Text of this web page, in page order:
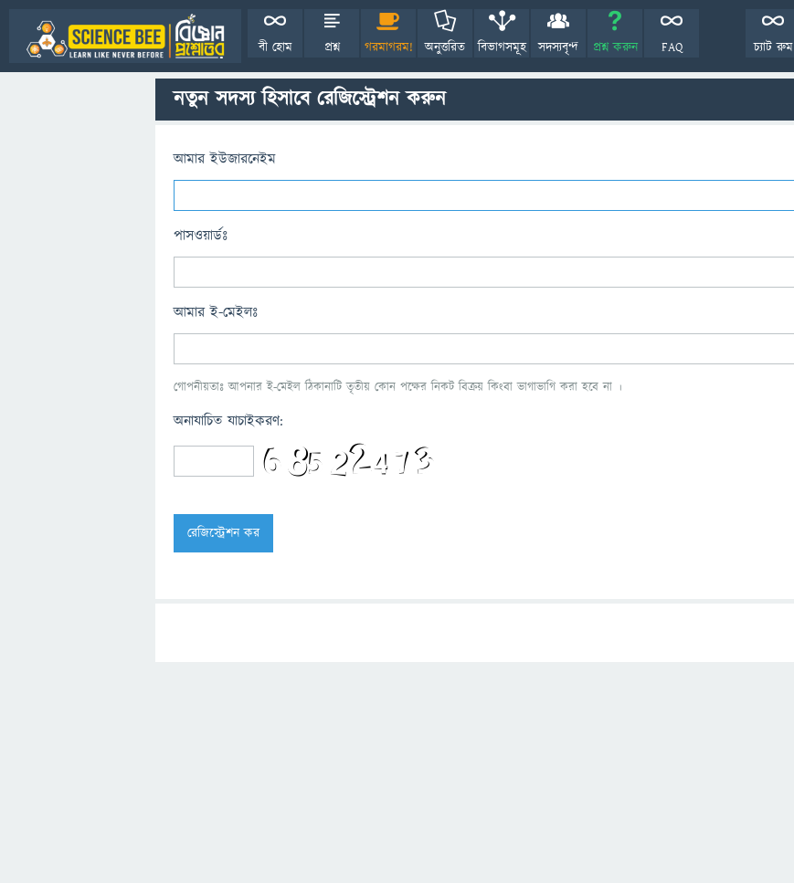
বী হোম প্রশ্ন গরমাগরম! অনুত্তরিত বিভাগসমূহ সদস্যবৃন্দ প্রশ্ন করুন FAQ চ্যাট রুম
নতুন সদস্য হিসাবে রেজিস্ট্রেশন করুন
আমার ইউজারনেইম
পাসওয়ার্ডঃ
আমার ই-মেইলঃ
গোপনীয়তাঃ আপনার ই-মেইল ঠিকানাটি তৃতীয় কোন পক্ষের নিকট বিক্রয় কিংবা ভাগাভাগি করা হবে না ।
অনাযাচিত যাচাইকরণ: